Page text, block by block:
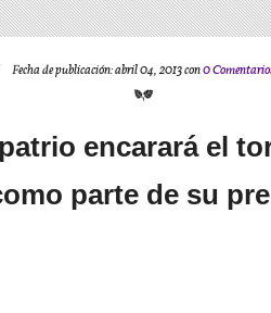
Fecha de publicación: abril 04, 2013 con0
encarará el
parte de su